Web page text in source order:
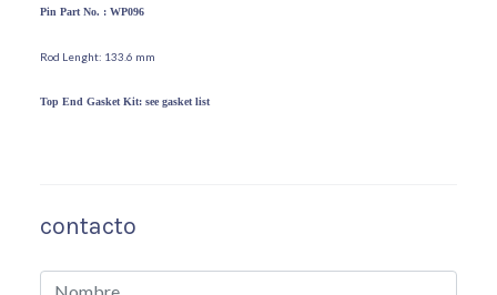
Pin Part No. : WP096
Rod Lenght: 133.6 mm
Top End Gasket Kit: see gasket list
contacto